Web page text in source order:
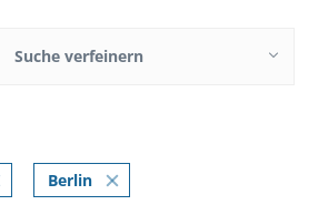
Suche verfeinern
Berlin